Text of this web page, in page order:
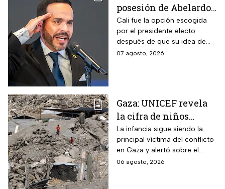
posesión de Abelardo
De La Espriella en
Cali, Colombia: fecha,
hora y dónde ver
Cali fue la opción escogida
por el presidente electo
después de que su idea de
hacerlo en una guarnición
07 agosto, 2026
Gaza: UNICEF revela
la cifra de niños
muertos tras alto al
fuego
La infancia sigue siendo la
principal víctima del conflicto
en Gaza y alertó sobre el
aumento de menores
06 agosto, 2026